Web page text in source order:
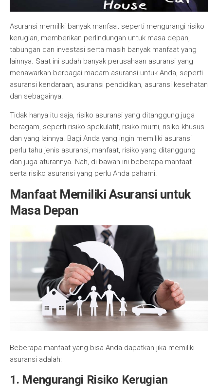
Asuransi memiliki banyak manfaat seperti mengurangi risiko
kerugian, memberikan perlindungan untuk masa depan,
tabungan dan investasi serta masih banyak manfaat yang
lainnya. Saat ini sudah banyak perusahaan asuransi yang
menawarkan berbagai macam asuransi untuk Anda, seperti
asuransi kendaraan, asuransi pendidikan, asuransi kesehatan
dan sebagainya.
Tidak hanya itu saja, risiko asuransi yang ditanggung juga
beragam, seperti risiko spekulatif, risiko murni, risiko khusus
dan yang lainnya. Bagi Anda yang ingin memiliki asuransi
perlu tahu jenis asuransi, manfaat, risiko yang ditanggung
dan juga aturannya. Nah, di bawah ini beberapa manfaat
serta risiko asuransi yang perlu Anda pahami.
Manfaat Memiliki Asuransi untuk
Masa Depan
Beberapa manfaat yang bisa Anda dapatkan jika memiliki
asuransi adalah:
1. Mengurangi Risiko Kerugian